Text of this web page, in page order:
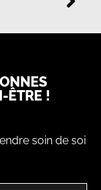
ÊTRE !
soin de soi